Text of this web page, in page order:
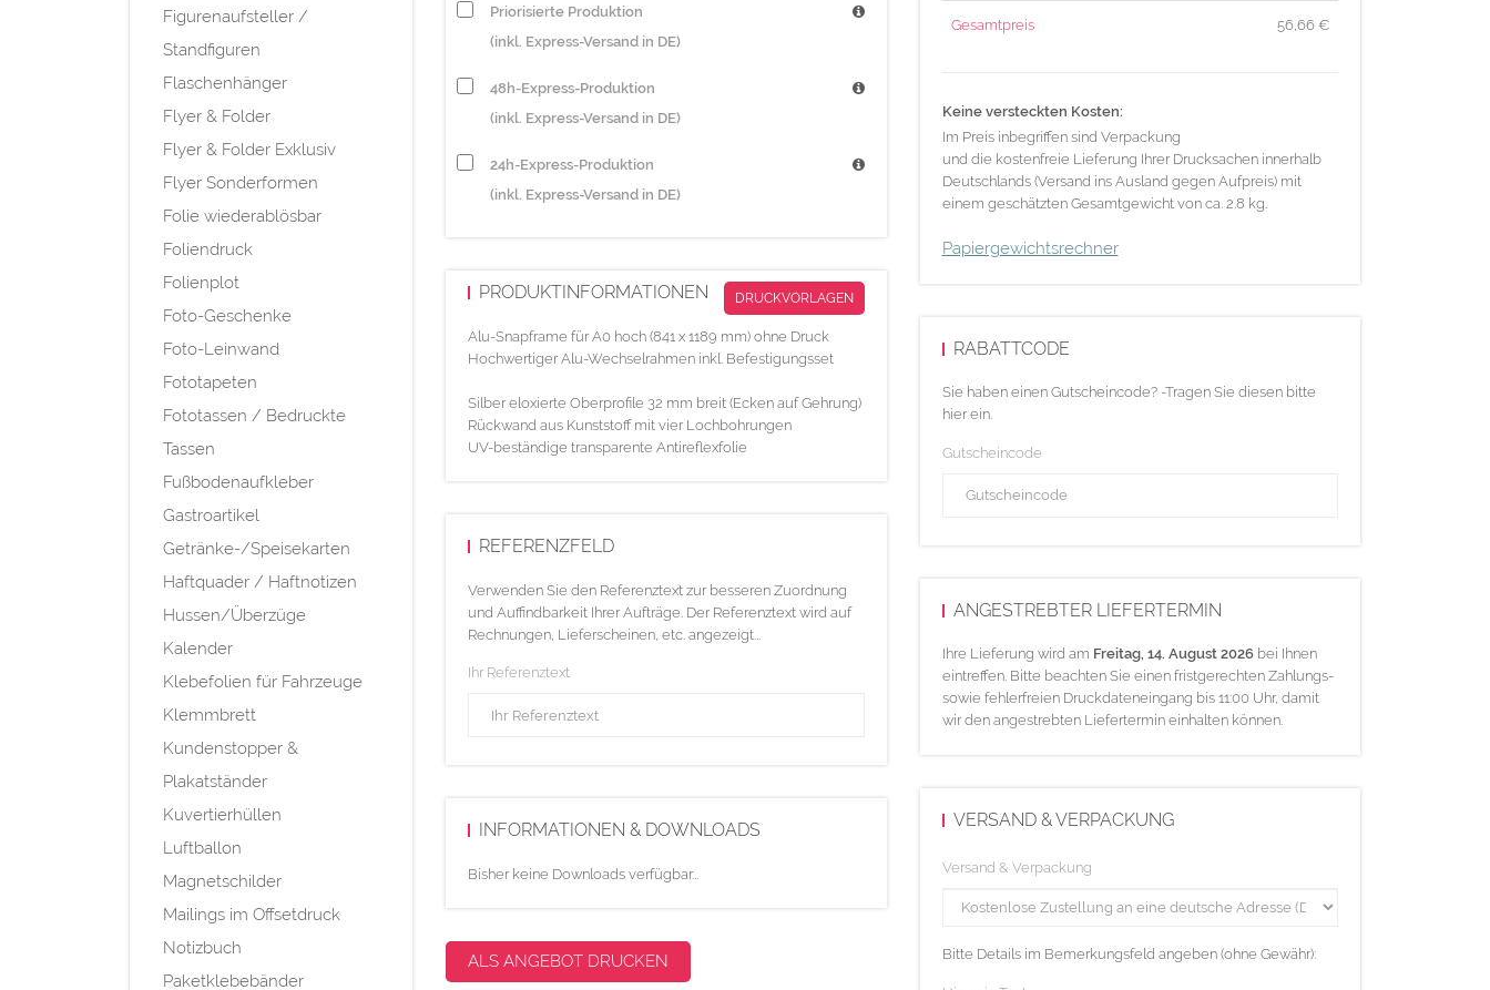
Figurenaufsteller /
Standfiguren
Flaschenhänger
Flyer & Folder
Flyer & Folder Exklusiv
Flyer Sonderformen
Folie wiederablösbar
Foliendruck
Folienplot
Foto-Geschenke
Foto-Leinwand
Fototapeten
Fototassen / Bedruckte
Tassen
Fußbodenaufkleber
Gastroartikel
Getränke-/Speisekarten
Haftquader / Haftnotizen
Hussen/Überzüge
Kalender
Klebefolien für Fahrzeuge
Klemmbrett
Kundenstopper &
Plakatständer
Kuvertierhüllen
Luftballon
Magnetschilder
Mailings im Offsetdruck
Notizbuch
Paketklebebänder
Priorisierte Produktion
(inkl. Express-Versand in DE)
48h-Express-Produktion
(inkl. Express-Versand in DE)
24h-Express-Produktion
(inkl. Express-Versand in DE)
PRODUKTINFORMATIONEN DRUCKVORLAGEN
Alu-Snapframe für A0 hoch (841 x 1189 mm) ohne Druck
Hochwertiger Alu-Wechselrahmen inkl. Befestigungsset
Silber eloxierte Oberprofile 32 mm breit (Ecken auf Gehrung)
Rückwand aus Kunststoff mit vier Lochbohrungen
UV-beständige transparente Antireflexfolie
REFERENZFELD
Verwenden Sie den Referenztext zur besseren Zuordnung
und Auffindbarkeit Ihrer Aufträge. Der Referenztext wird auf
Rechnungen, Lieferscheinen, etc. angezeigt...
Ihr Referenztext
INFORMATIONEN & DOWNLOADS
Bisher keine Downloads verfügbar...
ALS ANGEBOT DRUCKEN
Gesamtpreis 56,66 €
Keine versteckten Kosten:
Im Preis inbegriffen sind Verpackung
und die kostenfreie Lieferung Ihrer Drucksachen innerhalb
Deutschlands (Versand ins Ausland gegen Aufpreis) mit
einem geschätzten Gesamtgewicht von ca. 2.8 kg.
Papiergewichtsrechner
RABATTCODE
Sie haben einen Gutscheincode? -Tragen Sie diesen bitte
hier ein.
Gutscheincode
ANGESTREBTER LIEFERTERMIN
Ihre Lieferung wird am Freitag, 14. August 2026bei Ihnen
eintreffen. Bitte beachten Sie einen fristgerechten Zahlungs-
sowie fehlerfreien Druckdateneingang bis 11:00 Uhr, damit
wir den angestrebten Liefertermin einhalten können.
VERSAND & VERPACKUNG
Versand & Verpackung
Bitte Details im Bemerkungsfeld angeben (ohne Gewähr):